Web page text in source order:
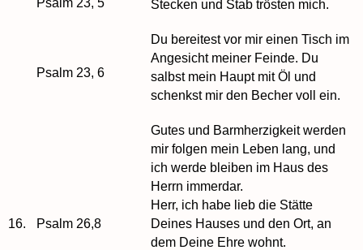
Psalm 23, 6
Stecken und Stab trösten mich.
Du bereitest vor mir einen Tisch im
Angesicht meiner Feinde. Du
salbst mein Haupt mit Öl und
schenkst mir den Becher voll ein.
Gutes und Barmherzigkeit werden
mir folgen mein Leben lang, und
ich werde bleiben im Haus des
Herrn immerdar.
16. Psalm 26,8
Herr, ich habe lieb die Stätte
Deines Hauses und den Ort, an
dem Deine Ehre wohnt.